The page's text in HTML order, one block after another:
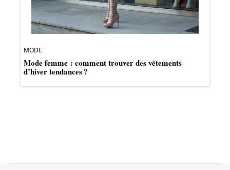
MODE
Mode femme : comment trouver des vêtements
d’hiver tendances ?